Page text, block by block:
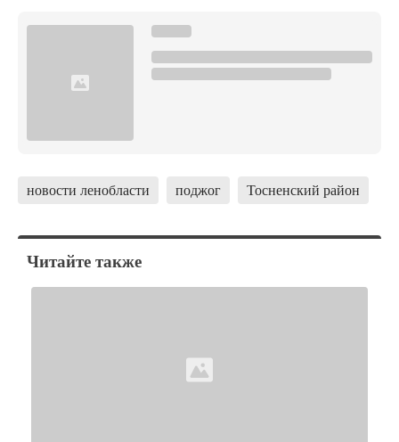
новости ленобласти поджог Тосненский район
Читайте также